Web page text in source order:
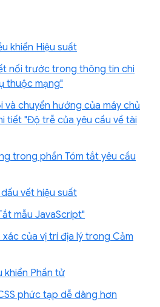
khiển Hiệu suất
nối trước trong thông tin chi
thuộc mạng"
và chuyển hướng của máy chủ
tiết "Độ trễ của yêu cầu về tài
trong phần Tóm tắt yêu cầu
vết hiệu suất
mẫu JavaScript"
của vị trí địa lý trong Cảm
khiển Phần tử
phức tạp dễ dàng hơn